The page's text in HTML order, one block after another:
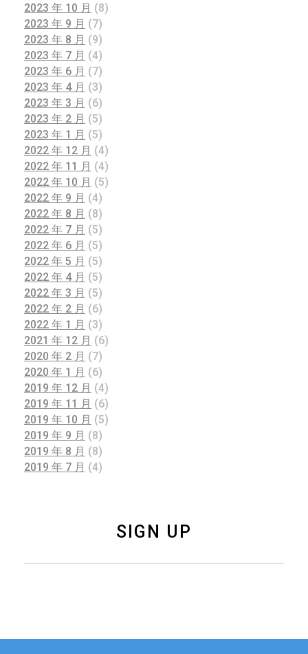
2023 年 10 月 (8)
2023 年 9 月 (7)
2023 年 8 月 (9)
2023 年 7 月 (4)
2023 年 6 月 (7)
2023 年 4 月 (3)
2023 年 3 月 (6)
2023 年 2 月 (5)
2023 年 1 月 (5)
2022 年 12 月 (4)
2022 年 11 月 (4)
2022 年 10 月 (5)
2022 年 9 月 (4)
2022 年 8 月 (8)
2022 年 7 月 (5)
2022 年 6 月 (5)
2022 年 5 月 (5)
2022 年 4 月 (5)
2022 年 3 月 (5)
2022 年 2 月 (6)
2022 年 1 月 (3)
2021 年 12 月 (6)
2020 年 2 月 (7)
2020 年 1 月 (6)
2019 年 12 月 (4)
2019 年 11 月 (6)
2019 年 10 月 (5)
2019 年 9 月 (8)
2019 年 8 月 (8)
2019 年 7 月 (4)
SIGN UP